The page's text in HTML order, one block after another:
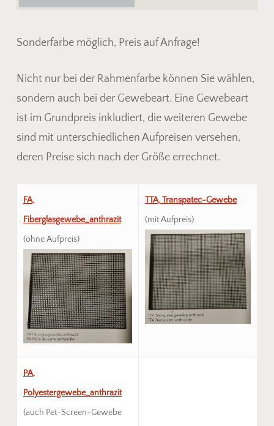
Sonderfarbe möglich, Preis auf Anfrage!
Nicht nur bei der Rahmenfarbe können Sie wählen,
sondern auch bei der Gewebeart. Eine Gewebeart
ist im Grundpreis inkludiert, die weiteren Gewebe
sind mit unterschiedlichen Aufpreisen versehen,
deren Preise sich nach der Größe errechnet.
FA,
Fiberglasgewebe_anthrazit
(ohne Aufpreis)
TTA, Transpatec-Gewebe
(mit Aufpreis)
PA,
Polyestergewebe_anthrazit
(auch Pet-Screen-Gewebe